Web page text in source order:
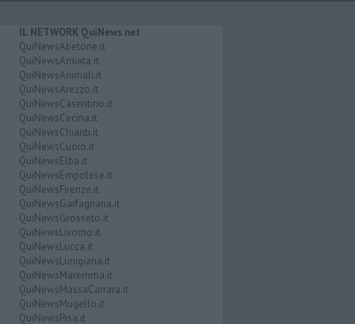
IL NETWORK QuiNews.net
QuiNewsAbetone.it
QuiNewsAmiata.it
QuiNewsAnimali.it
QuiNewsArezzo.it
QuiNewsCasentino.it
QuiNewsCecina.it
QuiNewsChianti.it
QuiNewsCuoio.it
QuiNewsElba.it
QuiNewsEmpolese.it
QuiNewsFirenze.it
QuiNewsGarfagnana.it
QuiNewsGrosseto.it
QuiNewsLivorno.it
QuiNewsLucca.it
QuiNewsLunigiana.it
QuiNewsMaremma.it
QuiNewsMassaCarrara.it
QuiNewsMugello.it
QuiNewsPisa.it